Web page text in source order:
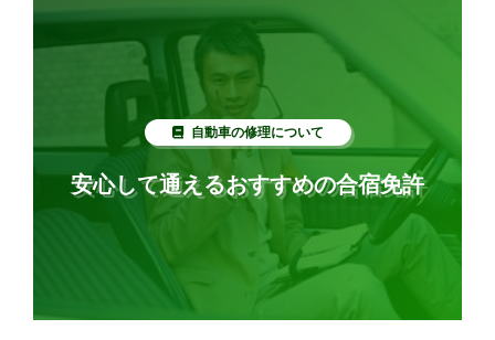
自動車の修理について
安心して通えるおすすめの合宿免許